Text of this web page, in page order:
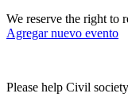
We reserve the right to
Agregar nuevo evento
Please help Civil